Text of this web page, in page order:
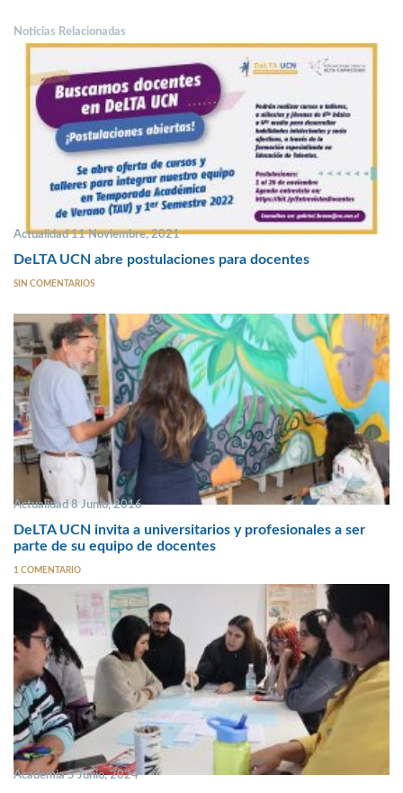
Noticias Relacionadas
Actualidad 11 Noviembre, 2021
DeLTA UCN abre postulaciones para docentes
SIN COMENTARIOS
Actualidad 8 Junio, 2016
DeLTA UCN invita a universitarios y profesionales a ser
parte de su equipo de docentes
1 COMENTARIO
Academia 5 Junio, 2024